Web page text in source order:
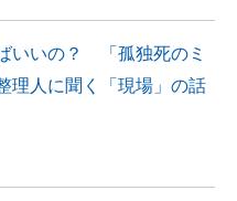
いいの？ 「孤独死のミ
理人に聞く「現場」の話